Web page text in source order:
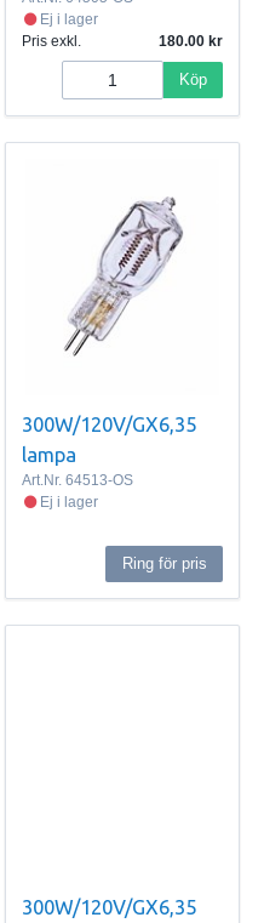
Ej i lager
Pris exkl.
180.00
Köp
300W/120V/GX6,35
lampa
Art.Nr. 64513-OS
Ej i lager
Ring för pris
300W/120V/GX6,35